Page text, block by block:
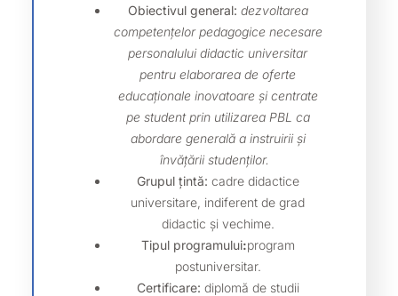
Obiectivul general: dezvoltarea
competențelor pedagogice necesare
personalului didactic universitar
pentru elaborarea de oferte
educaționale inovatoare și centrate
pe student prin utilizarea PBL ca
abordare generală a instruirii și
învățării studenților.
Grupul țintă: cadre didactice
universitare, indiferent de grad
didactic și vechime.
Tipul programului:program
postuniversitar.
Certificare: diplomă de studii